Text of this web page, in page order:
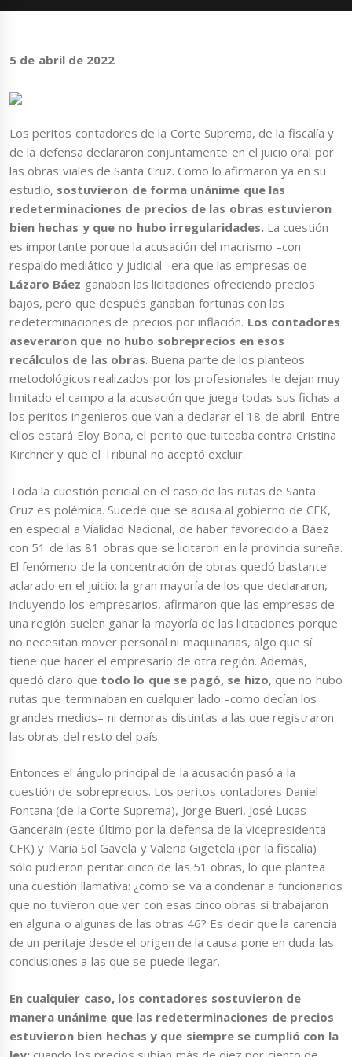
5 de abril de 2022
Los peritos contadores de la Corte Suprema, de la fiscalía y
de la defensa declararon conjuntamente en el juicio oral por
las obras viales de Santa Cruz. Como lo afirmaron ya en su
estudio, sostuvieron de forma unánime que las
redeterminaciones de precios de las obras estuvieron
bien hechas y que no hubo irregularidades. La cuestión
es importante porque la acusación del macrismo –con
respaldo mediático y judicial– era que las empresas de
Lázaro Báez ganaban las licitaciones ofreciendo precios
bajos, pero que después ganaban fortunas con las
redeterminaciones de precios por inflación. Los contadores
aseveraron que no hubo sobreprecios en esos
recálculos de las obras. Buena parte de los planteos
metodológicos realizados por los profesionales le dejan muy
limitado el campo a la acusación que juega todas sus fichas a
los peritos ingenieros que van a declarar el 18 de abril. Entre
ellos estará Eloy Bona, el perito que tuiteaba contra Cristina
Kirchner y que el Tribunal no aceptó excluir.
Toda la cuestión pericial en el caso de las rutas de Santa
Cruz es polémica. Sucede que se acusa al gobierno de CFK,
en especial a Vialidad Nacional, de haber favorecido a Báez
con 51 de las 81 obras que se licitaron en la provincia sureña.
El fenómeno de la concentración de obras quedó bastante
aclarado en el juicio: la gran mayoría de los que declararon,
incluyendo los empresarios, afirmaron que las empresas de
una región suelen ganar la mayoría de las licitaciones porque
no necesitan mover personal ni maquinarias, algo que sí
tiene que hacer el empresario de otra región. Además,
quedó claro que todo lo que se pagó, se hizo, que no hubo
rutas que terminaban en cualquier lado –como decían los
grandes medios– ni demoras distintas a las que registraron
las obras del resto del país.
Entonces el ángulo principal de la acusación pasó a la
cuestión de sobreprecios. Los peritos contadores Daniel
Fontana (de la Corte Suprema), Jorge Bueri, José Lucas
Gancerain (este último por la defensa de la vicepresidenta
CFK) y María Sol Gavela y Valeria Gigetela (por la fiscalía)
sólo pudieron peritar cinco de las 51 obras, lo que plantea
una cuestión llamativa: ¿cómo se va a condenar a funcionarios
que no tuvieron que ver con esas cinco obras si trabajaron
en alguna o algunas de las otras 46? Es decir que la carencia
de un peritaje desde el origen de la causa pone en duda las
conclusiones a las que se puede llegar.
En cualquier caso, los contadores sostuvieron de
manera unánime que las redeterminaciones de precios
estuvieron bien hechas y que siempre se cumplió con la